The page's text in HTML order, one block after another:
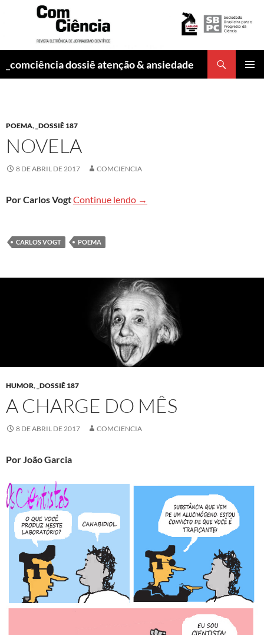
_comciência dossiê atenção & ansiedade
POEMA, _DOSSIÊ 187
NOVELA
8 DE ABRIL DE 2017 COMCIENCIA
Por Carlos VogtContinue lendo Novela
→
CARLOS VOGT POEMA
HUMOR, _DOSSIÊ 187
A CHARGE DO MÊS
8 DE ABRIL DE 2017 COMCIENCIA
Por João Garcia